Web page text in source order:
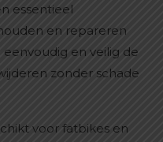
essentieel
en repareren
en veilig de
zonder schade
voor fatbikes en